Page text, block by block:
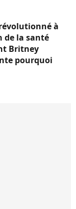
à
de la santé
Britney
pourquoi